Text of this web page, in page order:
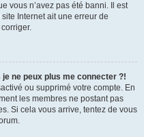
vous n’avez pas été banni. Il est
Internet ait une erreur de
ne peux plus me connecter ?!
ou supprimé votre compte. En
les membres ne postant pas
Si cela vous arrive, tentez de vous